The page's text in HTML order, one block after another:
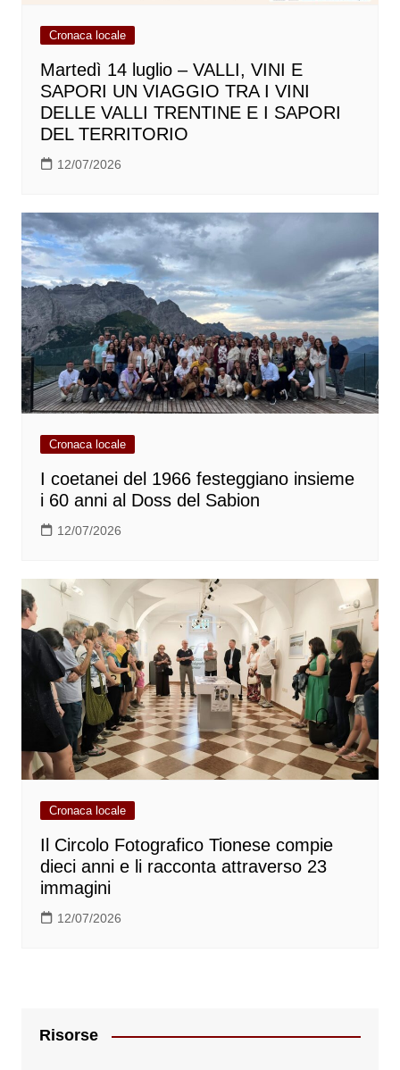
Cronaca locale
Martedì 14 luglio – VALLI, VINI E
SAPORI UN VIAGGIO TRA I VINI
DELLE VALLI TRENTINE E I SAPORI
DEL TERRITORIO
12/07/2026
Cronaca locale
I coetanei del 1966 festeggiano insieme
i 60 anni al Doss del Sabion
12/07/2026
Cronaca locale
Il Circolo Fotografico Tionese compie
dieci anni e li racconta attraverso 23
immagini
12/07/2026
Risorse